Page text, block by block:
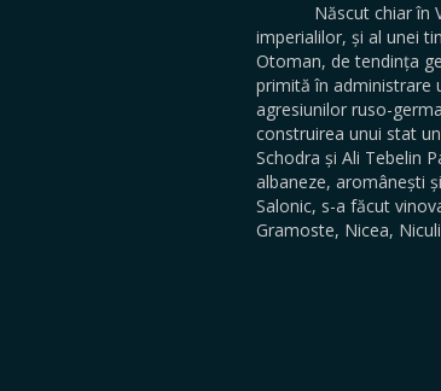
Născut chiar în
imperialilor, și al unei
Otoman, de tendința
primită în administrare
agresiunilor ruso-
construirea unui stat
Schodra și Ali Tebelin
albaneze, aromânești
Salonic, s-a făcut
Gramoste, Nicea,